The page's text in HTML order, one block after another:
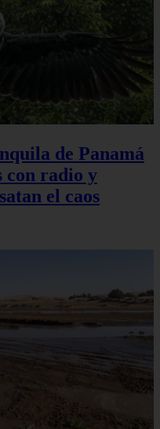
de Panamá
con radio y
el caos